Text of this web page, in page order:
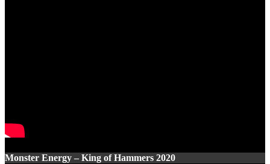
Monster Energy – King of Hammers 2020